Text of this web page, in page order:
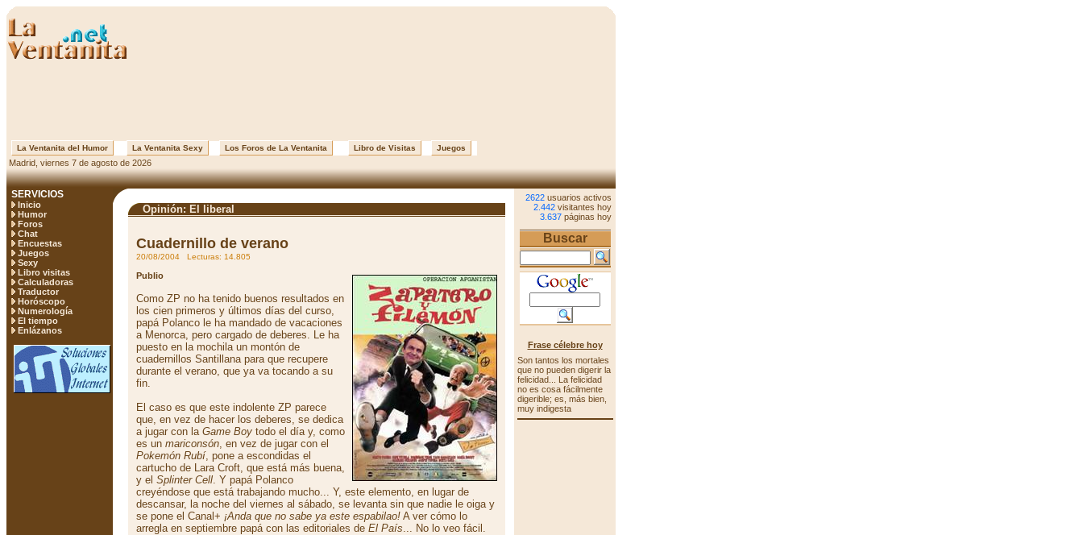
La Ventanita del Humor La Ventanita Sexy Los Foros de La Ventanita Libro de Visitas Juegos
Madrid, viernes 7 de agosto de 2026
SERVICIOS
Inicio
Humor
Foros
Chat
Encuestas
Juegos
Sexy
Libro visitas
Calculadoras
Traductor
Horóscopo
Numerología
El tiempo
Enlázanos
Opinión: El liberal
Cuadernillo de verano
20/08/2004 Lecturas: 14.805
Publio
Como ZP no ha tenido buenos resultados en
los cien primeros y últimos días del curso,
papá Polanco le ha mandado de vacaciones
a Menorca, pero cargado de deberes. Le ha
puesto en la mochila un montón de
cuadernillos Santillana para que recupere
durante el verano, que ya va tocando a su
fin.
El caso es que este indolente ZP parece
que, en vez de hacer los deberes, se dedica
a jugar con la Game Boy todo el día y, como
es un mariconsón, en vez de jugar con el
Pokemón Rubí, pone a escondidas el
cartucho de Lara Croft, que está más buena,
y el Splinter Cell. Y papá Polanco
creyéndose que está trabajando mucho... Y, este elemento, en lugar de
descansar, la noche del viernes al sábado, se levanta sin que nadie le oiga y
se pone el Canal+ ¡Anda que no sabe ya este espabilao! A ver cómo lo
arregla en septiembre papá con las editoriales de El País... No lo veo fácil.
2622 usuarios activos
2.442 visitantes hoy
3.637 páginas hoy
Buscar
Frase célebre hoy
Son tantos los mortales
que no pueden digerir la
felicidad... La felicidad
no es cosa fácilmente
digerible; es, más bien,
muy indigesta